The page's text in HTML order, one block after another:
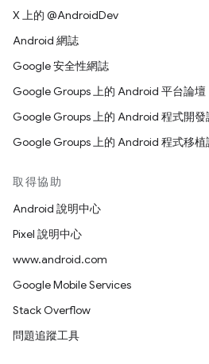
X 上的 @AndroidDev
Android 網誌
Google 安全性網誌
Google Groups 上的 Android 平台論壇
Google Groups 上的 Android 程式開發
Google Groups 上的 Android 程式移植
取得協助
Android 說明中心
Pixel 說明中心
www.android.com
Google Mobile Services
Stack Overflow
問題追蹤工具